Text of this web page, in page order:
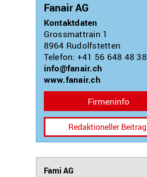
Firmeninfo
Redaktioneller Beitrag
Fanair AG
Kontaktdaten
Grossmattrain 1
8964 Rudolfstetten
Telefon: +41 56 648 48 38
info@fanair.ch
www.fanair.ch
Fami AG